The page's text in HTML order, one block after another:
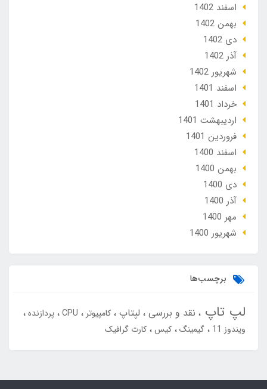
اسفند 1402
بهمن 1402
دی 1402
آذر 1402
شهریور 1402
اسفند 1401
خرداد 1401
ارديبهشت 1401
فروردین 1401
اسفند 1400
بهمن 1400
دی 1400
آذر 1400
مهر 1400
شهریور 1400
برچسب‌ها
لپ تاپ نقد و بررسی لپتاپ کامپیوتر CPU پردازنده
ویندوز 11
گیمینگ کیس کارت گرافیک